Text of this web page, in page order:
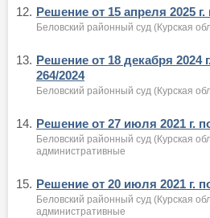
12. Решение от 15 апреля 2025
Беловский районный суд (Курская
13. Решение от 18 декабря 2024
264/2024
Беловский районный суд (Курская
14. Решение от 27 июля 2021 г.
Беловский районный суд (Курская
административные
15. Решение от 20 июля 2021 г.
Беловский районный суд (Курская
административные